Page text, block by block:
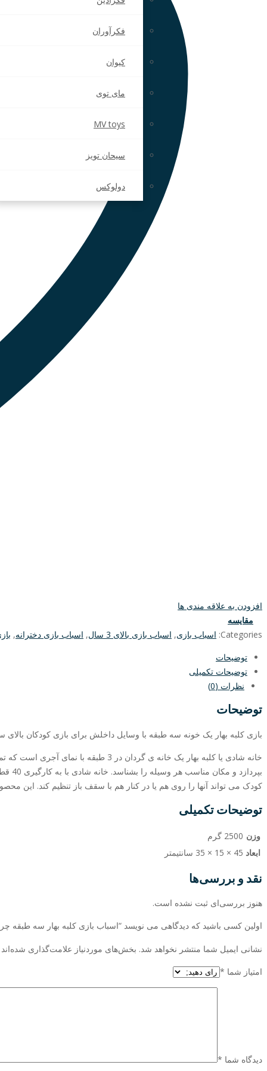
فکرآوران
کیوان
مای توی
MV toys
سیحان تویز
دولوکس
افزودن به علاقه مندی ها
مقایسه
Categories: اسباب بازی, اسباب بازی بالای 3 سال , اسباب بازی دخترانه,
توضیحات
توضیحات تکمیلی
نظرات (0)
توضیحات
بازی کلبه بهار یک خونه سه طبقه با وسایل داخلش برای بازی کودکان
خانه شادی یا کلبه بهار یک خانه ی
کودک می تواند آنها را روی هم یا در کنار هم با سقف باز تنظیم کند. این
توضیحات تکمیلی
وزن 2500 گرم
ابعاد 45 × 15 × 35 سانتیمتر
نقد و بررسی‌ها
هنوز بررسی‌ای ثبت نشده است.
اولین کسی باشید که دیدگاهی می نویسد “اسباب بازی کلبه بهار سه طبقه
نشانی ایمیل شما منتشر نخواهد شد. بخش‌های موردنیاز علامت‌گذاری شده‌اند
امتیاز شما *
دیدگاه شما *